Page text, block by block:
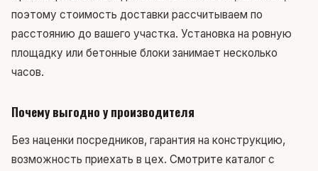
поэтому стоимость доставки рассчитываем по
расстоянию до вашего участка. Установка на ровную
площадку или бетонные блоки занимает несколько
часов.
Почему выгодно у производителя
Без наценки посредников, гарантия на конструкцию,
возможность приехать в цех. Смотрите каталог с